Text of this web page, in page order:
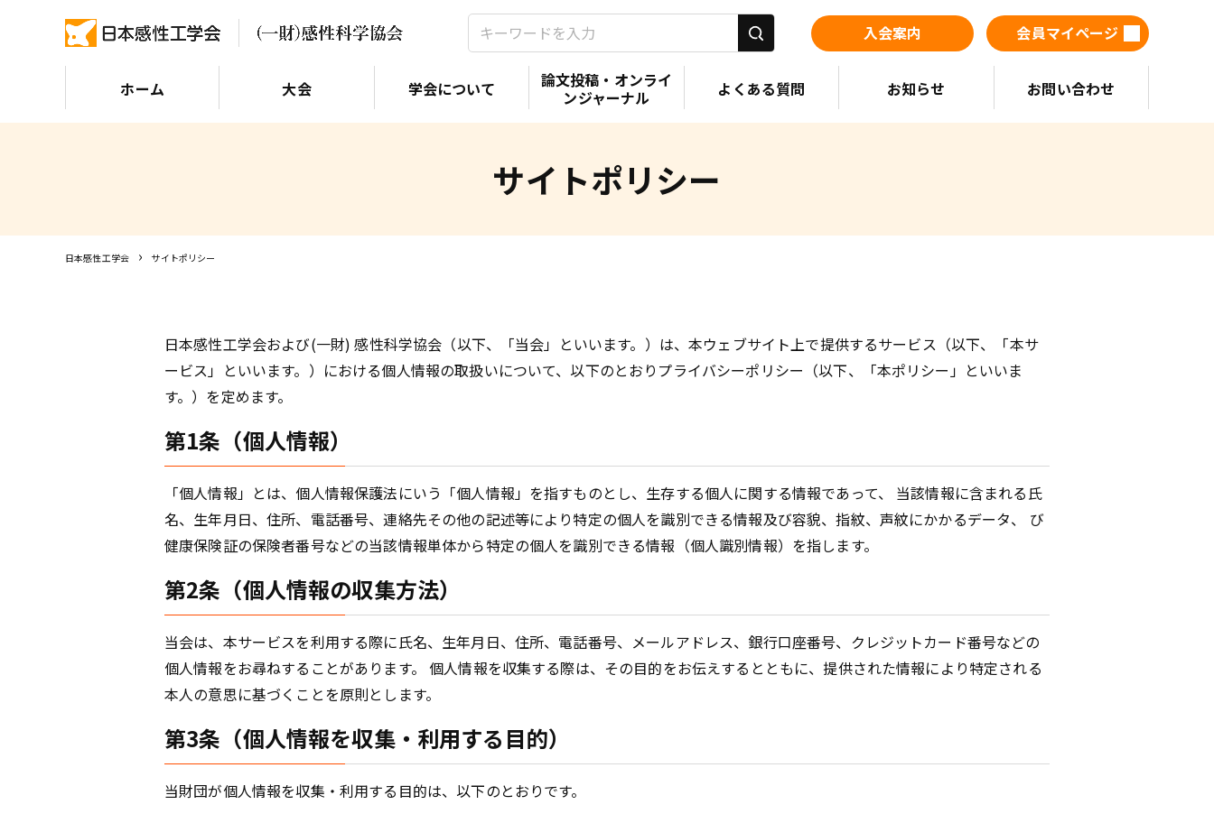
入会案内 会員マイページ
ホーム 大会 学会について
論文投稿・オンライ
ンジャーナル
よくある質問 お知らせ お問い合わせ
サイトポリシー
日本感性工学会 サイトポリシー
日本感性工学会および(一財) 感性科学協会（以下、「当会」といいます。）は、本ウェブサイト上で提供するサービス（以下、「本サ
ービス」といいます。）における個人情報の取扱いについて、以下のとおりプライバシーポリシー（以下、「本ポリシー」といいま
す。）を定めます。
第1条（個人情報）
「個人情報」とは、個人情報保護法にいう「個人情報」を指すものとし、生存する個人に関する情報であって、 当該情報に含まれる氏
名、生年月日、住所、電話番号、連絡先その他の記述等により特定の個人を識別できる情報及び容貌、指紋、声紋にかかるデータ、 び
健康保険証の保険者番号などの当該情報単体から特定の個人を識別できる情報（個人識別情報）を指します。
第2条（個人情報の収集方法）
当会は、本サービスを利用する際に氏名、生年月日、住所、電話番号、メールアドレス、銀行口座番号、クレジットカード番号などの
個人情報をお尋ねすることがあります。 個人情報を収集する際は、その目的をお伝えするとともに、提供された情報により特定される
本人の意思に基づくことを原則とします。
第3条（個人情報を収集・利用する目的）
当財団が個人情報を収集・利用する目的は、以下のとおりです。